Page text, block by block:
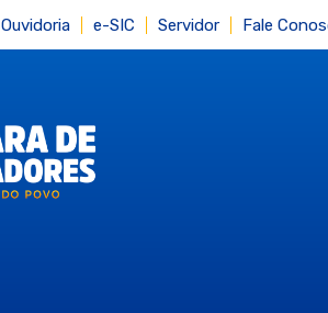
Ouvidoria e-SIC Servidor Fale